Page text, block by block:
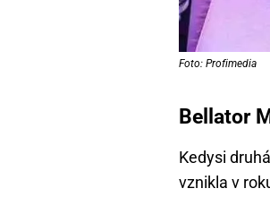
Foto: Profimedia
Bellator
Kedysi
vznikla v